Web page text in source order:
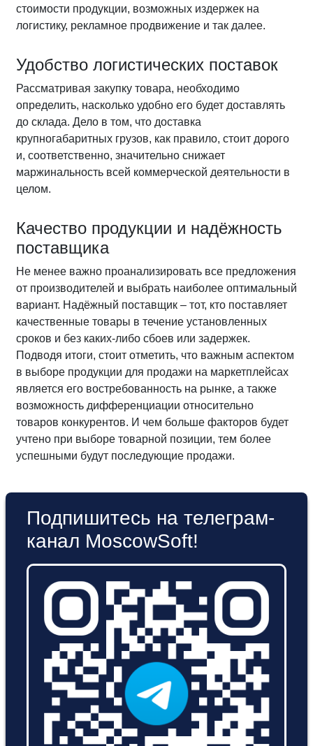
стоимости продукции, возможных издержек на
логистику, рекламное продвижение и так далее.
Удобство логистических поставок
Рассматривая закупку товара, необходимо
определить, насколько удобно его будет доставлять
до склада. Дело в том, что доставка
крупногабаритных грузов, как правило, стоит дорого
и, соответственно, значительно снижает
маржинальность всей коммерческой деятельности в
целом.
Качество продукции и надёжность
поставщика
Не менее важно проанализировать все предложения
от производителей и выбрать наиболее оптимальный
вариант. Надёжный поставщик – тот, кто поставляет
качественные товары в течение установленных
сроков и без каких-либо сбоев или задержек.
Подводя итоги, стоит отметить, что важным аспектом
в выборе продукции для продажи на маркетплейсах
является его востребованность на рынке, а также
возможность дифференциации относительно
товаров конкурентов. И чем больше факторов будет
учтено при выборе товарной позиции, тем более
успешными будут последующие продажи.
Подпишитесь на телеграм-
канал MoscowSoft!